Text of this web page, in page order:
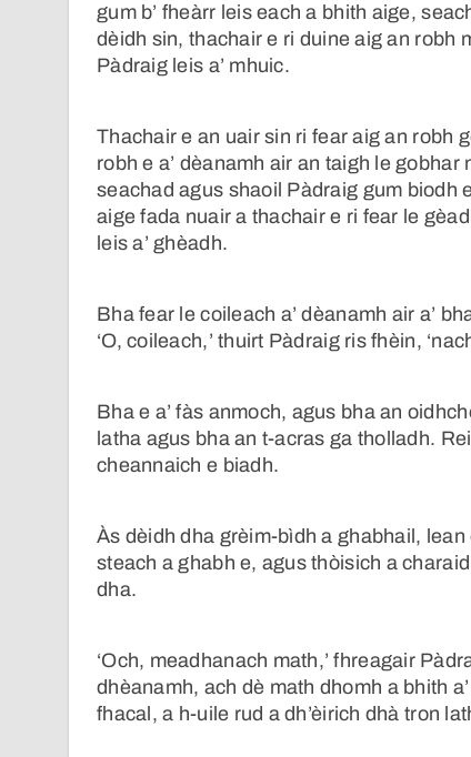
gum b’ fheàrr leis each a bhith aige,
dèidh sin, thachair e ri duine aig an robh
Pàdraig leis a’ mhuic.
Thachair e an uair sin ri fear aig an robh
robh e a’ dèanamh air an taigh le
seachad agus shaoil Pàdraig gum biodh
aige fada nuair a thachair e ri fear le
leis a’ ghèadh.
Bha fear le coileach a’ dèanamh air a’
‘O, coileach,’ thuirt Pàdraig ris fhèin,
Bha e a’ fàs anmoch, agus bha an
latha agus bha an t-acras ga tholladh.
cheannaich e biadh.
Às dèidh dha grèim-bìdh a ghabhail,
steach a ghabh e, agus thòisich a
dha.
‘Och, meadhanach math,’ fhreagair
dhèanamh, ach dè math dhomh a bhith
fhacal, a h-uile rud a dh’èirich dhà tron